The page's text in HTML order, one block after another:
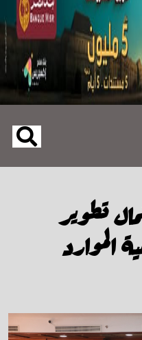
تطوير
الموارد